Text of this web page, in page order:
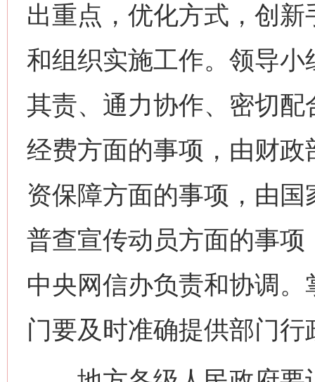
出重点，优化方式，创
和组织实施工作。领导
其责、通力协作、密切
经费方面的事项，由财
资保障方面的事项，由
普查宣传动员方面的事
中央网信办负责和协调
门要及时准确提供部门